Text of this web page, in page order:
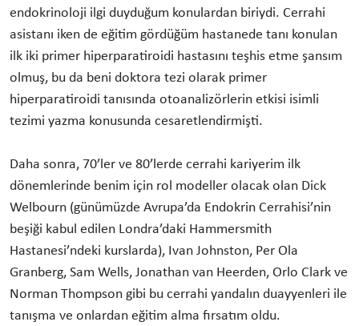
endokrinoloji ilgi duyduğum konulardan biriydi. Cerrahi
asistanı iken de eğitim gördüğüm hastanede tanı konulan
ilk iki primer hiperparatiroidi hastasını teşhis etme şansım
olmuş, bu da beni doktora tezi olarak primer
hiperparatiroidi tanısında otoanalizörlerin etkisi isimli
tezimi yazma konusunda cesaretlendirmişti.
Daha sonra, 70’ler ve 80’lerde cerrahi kariyerim ilk
dönemlerinde benim için rol modeller olacak olan Dick
Welbourn (günümüzde Avrupa’da Endokrin Cerrahisi’nin
beşiği kabul edilen Londra’daki Hammersmith
Hastanesi’ndeki kurslarda), Ivan Johnston, Per Ola
Granberg, Sam Wells, Jonathan van Heerden, Orlo Clark ve
Norman Thompson gibi bu cerrahi yandalın duayyenleri ile
tanışma ve onlardan eğitim alma fırsatım oldu.